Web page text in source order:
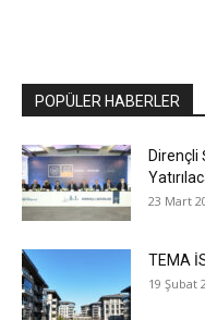
POPÜLER HABERLER
Dirençli
23 Mart
TEMA
19 Şubat